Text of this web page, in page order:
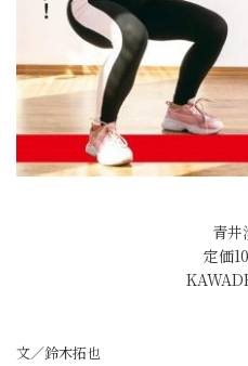
青井
定価
文／鈴木拓也